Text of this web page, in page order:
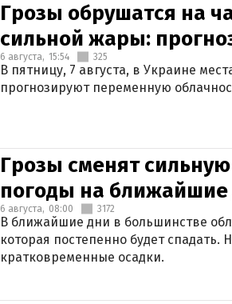
Грозы обрушатся на
сильной жары:
6 августа, 15:54 325
В пятницу, 7 августа, в Украине
прогнозируют переменную
Грозы сменят
погоды на ближайшие
6 августа, 08:00 3172
В ближайшие дни в большинстве
которая постепенно будет
кратковременные осадки.